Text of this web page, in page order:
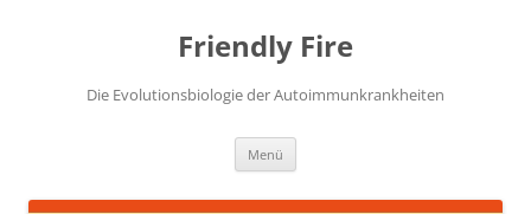
Friendly Fire
Die Evolutionsbiologie der Autoimmunkrankheiten
Menü